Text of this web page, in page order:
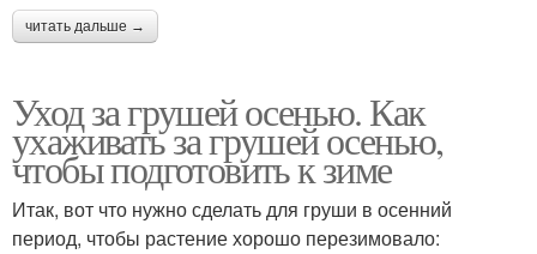
читать дальше →
Уход за грушей осенью. Как
ухаживать за грушей осенью,
чтобы подготовить к зиме
Итак, вот что нужно сделать для груши в осенний
период, чтобы растение хорошо перезимовало: